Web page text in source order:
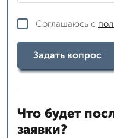
Соглашаюсь с
Задать вопрос
Что будет
заявки?